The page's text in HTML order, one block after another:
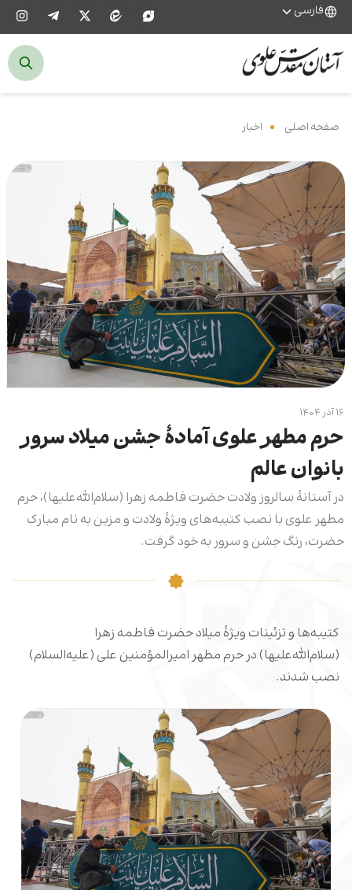
فارسی
صفحه اصلی اخبار
۱۶ آذر ۱۴۰۴
حرم مطهر علوی آمادۀ جشن میلاد سرور
بانوان عالم
در آستانۀ سالروز ولادت حضرت فاطمه زهرا (سلام‌الله‌علیها)، حرم
مطهر علوی با نصب کتیبه‌های ویژۀ ولادت و مزین به نام مبارک
حضرت‌، رنگ جشن و سرور به خود گرفت.
کتیبه‌ها و تزئینات ویژۀ میلاد حضرت فاطمه زهرا
(سلام‌الله‌علیها) در حرم مطهر امیرالمؤمنین علی (علیه‌السلام)
نصب شدند.